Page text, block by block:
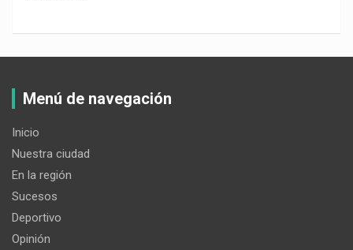
Menú de navegación
Inicio
Nuestra ciudad
En la región
Sucesos
Deportivo
Opinión